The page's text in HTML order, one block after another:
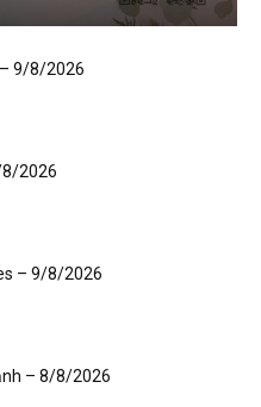
9/8/2026
8/2026
– 9/8/2026
– 8/8/2026